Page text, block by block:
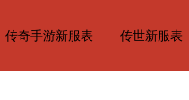
传奇手游新服表 传世新服表